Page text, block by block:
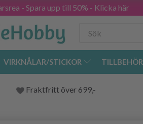
- Spara upp till 50% - Klicka här
VIRKNÅLAR/STICKOR TILLBEHÖR
Fraktfritt över 699,-